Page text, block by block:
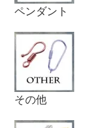
ペンダント
その他